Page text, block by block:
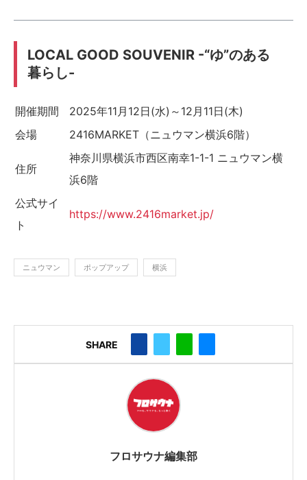
LOCAL GOOD SOUVENIR -“ゆ”のある
暮らし-
開催期間
2025年11月12日(水)～12月11日(木)
会場
2416MARKET（ニュウマン横浜6階）
住所
神奈川県横浜市西区南幸1-1-1 ニュウマン横
浜6階
公式サイ
ト
https://www.2416market.jp/
ニュウマン ポップアップ 横浜
SHARE
フロサウナ編集部